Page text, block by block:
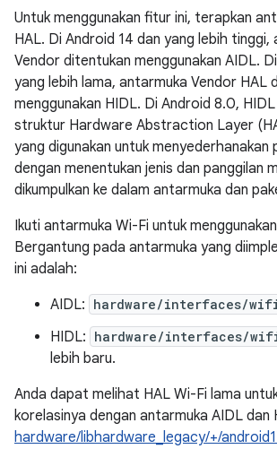
Untuk menggunakan fitur ini, terapkan
HAL. Di Android 14 dan yang lebih tinggi,
Vendor ditentukan menggunakan AIDL.
yang lebih lama, antarmuka Vendor HAL
menggunakan HIDL. Di Android 8.0,
struktur Hardware Abstraction Layer
yang digunakan untuk menyederhanakan
dengan menentukan jenis dan panggilan
dikumpulkan ke dalam antarmuka dan
Ikuti antarmuka Wi-Fi untuk
Bergantung pada antarmuka yang
ini adalah:
AIDL: hardware/interfaces/
HIDL: hardware/interfaces/
lebih baru.
Anda dapat melihat HAL Wi-Fi lama
korelasinya dengan antarmuka AIDL dan
hardware/libhardware_legacy/+/